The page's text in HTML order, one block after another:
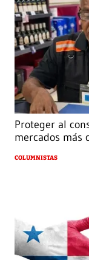
Proteger al
mercados más
COLUMNISTAS